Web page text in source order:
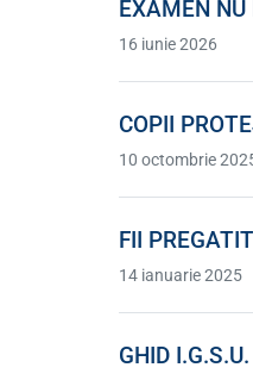
EXAMEN NU
16 iunie 2026
COPII
10 octombrie
FII PREGATIT
14 ianuarie 2025
GHID